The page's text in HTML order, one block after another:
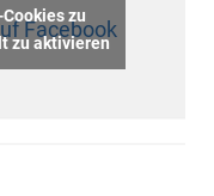
Facebook
zu
zu aktivieren